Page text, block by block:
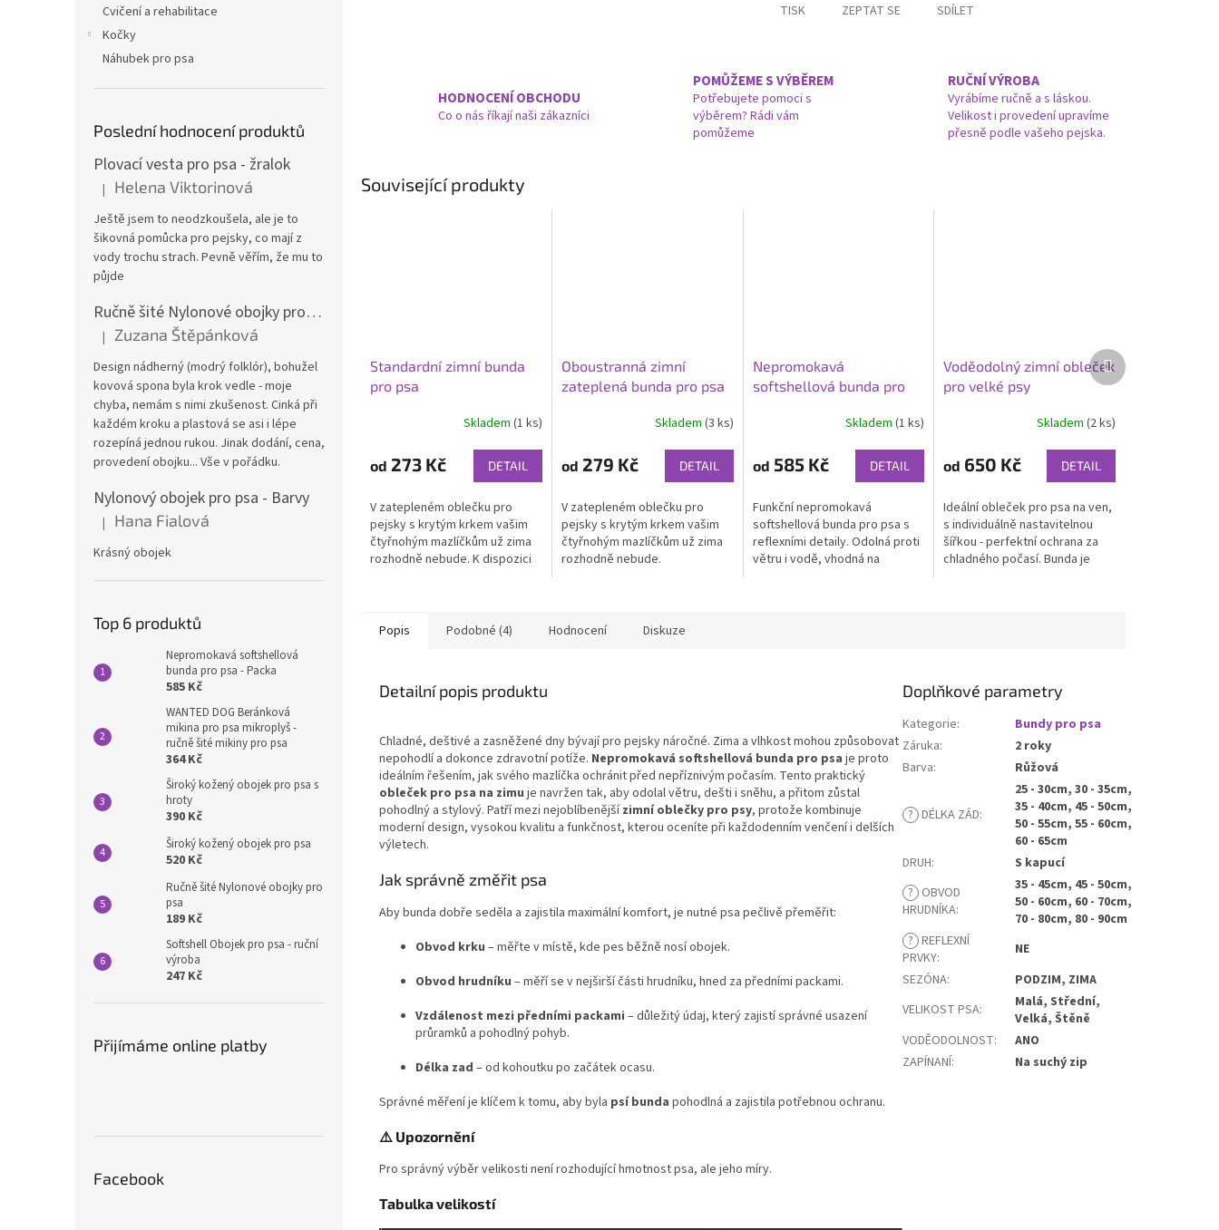
Cvičení a rehabilitace
Kočky
Náhubek pro psa
Poslední hodnocení produktů
Plovací vesta pro psa - žralok
Hodnocení produktu je 5 z 5 hvězdiček.
| Helena Viktorinová
Ještě jsem to neodzkoušela, ale je to
šikovná pomůcka pro pejsky, co mají z
vody trochu strach. Pevně věřím, že mu to
půjde
Ručně šité Nylonové obojky pro psa
Hodnocení produktu je 4 z 5 hvězdiček.
| Zuzana Štěpánková
Design nádherný (modrý folklór), bohužel
kovová spona byla krok vedle - moje
chyba, nemám s nimi zkušenost. Cinká při
každém kroku a plastová se asi i lépe
rozepíná jednou rukou. Jinak dodání, cena,
provedení obojku... Vše v pořádku.
Nylonový obojek pro psa - Barvy
Hodnocení produktu je 5 z 5 hvězdiček.
| Hana Fialová
Krásný obojek
Top 6 produktů
Nepromokavá softshellová
bunda pro psa - Packa
585 Kč
WANTED DOG Beránková
mikina pro psa mikroplyš -
ručně šité mikiny pro psa
364 Kč
Široký kožený obojek pro psa s
hroty
390 Kč
Široký kožený obojek pro psa
520 Kč
Ručně šité Nylonové obojky pro
psa
189 Kč
Softshell Obojek pro psa - ruční
výroba
247 Kč
Přijímáme online platby
Facebook
TISK ZEPTAT SE SDÍLET
HODNOCENÍ OBCHODU
Co o nás říkají naši zákazníci
POMŮŽEME S VÝBĚREM
Potřebujete pomoci s
výběrem? Rádi vám
pomůžeme
RUČNÍ VÝROBA
Vyrábíme ručně a s láskou.
Velikost i provedení upravíme
přesně podle vašeho pejska.
Související produkty
Standardní zimní bunda
pro psa
produktu
je
z
5
hvězdiček.
Skladem (1 ks)
od 273 Kč DETAIL
V zatepleném oblečku pro
pejsky s krytým krkem vašim
čtyřnohým mazlíčkům už zima
rozhodně nebude. K dispozici
Oboustranná zimní
zateplená bunda pro psa
Skladem (3 ks)
od 279 Kč DETAIL
V zatepleném oblečku pro
pejsky s krytým krkem vašim
čtyřnohým mazlíčkům už zima
rozhodně nebude.
Nepromokavá
softshellová bunda pro
Skladem(1 ks)
od 585 Kč DETAIL
Funkční nepromokavá
softshellová bunda pro psa s
reflexními detaily. Odolná proti
větru i vodě, vhodná na
Voděodolný zimní obleček
pro velké psy
produktu
je
z
5
hvězdiček.
Skladem(2 ks)
od 650 Kč DETAIL
Ideální obleček pro psa na ven,
s individuálně nastavitelnou
šířkou - perfektní ochrana za
chladného počasí. Bunda je
Další
produkt
Popis Podobné (4) Hodnocení Diskuze
Detailní popis produktu
Chladné, deštivé a zasněžené dny bývají pro pejsky náročné. Zima a vlhkost mohou způsobovat
nepohodlí a dokonce zdravotní potíže. Nepromokavá softshellová bunda pro psa je proto
ideálním řešením, jak svého mazlíčka ochránit před nepříznivým počasím. Tento praktický
obleček pro psa na zimu je navržen tak, aby odolal větru, dešti i sněhu, a přitom zůstal
pohodlný a stylový. Patří mezi nejoblíbenějšízimní oblečky pro psy, protože kombinuje
moderní design, vysokou kvalitu a funkčnost, kterou oceníte při každodenním venčení i delších
výletech.
Jak správně změřit psa
Aby bunda dobře seděla a zajistila maximální komfort, je nutné psa pečlivě přeměřit:
Obvod krku – měřte v místě, kde pes běžně nosí obojek.
Obvod hrudníku – měří se v nejširší části hrudníku, hned za předními packami.
Vzdálenost mezi předními packami – důležitý údaj, který zajistí správné usazení
průramků a pohodlný pohyb.
Délka zad – od kohoutku po začátek ocasu.
Správné měření je klíčem k tomu, aby byla psí bunda pohodlná a zajistila potřebnou ochranu.
⚠️ Upozornění
Pro správný výběr velikosti není rozhodující hmotnost psa, ale jeho míry.
Tabulka velikostí
Doplňkové parametry
Kategorie:
Bundy pro psa
Záruka:
2 roky
Barva: Růžová
? DÉLKA ZÁD:
25 - 30cm, 30 - 35cm,
35 - 40cm, 45 - 50cm,
50 - 55cm, 55 - 60cm,
60 - 65cm
DRUH:
S kapucí
? OBVOD
HRUDNÍKA:
35 - 45cm, 45 - 50cm,
50 - 60cm, 60 - 70cm,
70 - 80cm, 80 - 90cm
? REFLEXNÍ
PRVKY:
NE
SEZÓNA:
PODZIM, ZIMA
VELIKOST PSA:
Malá, Střední,
Velká, Štěně
VODĚODOLNOST:
ANO
ZAPÍNANÍ: Na suchý zip